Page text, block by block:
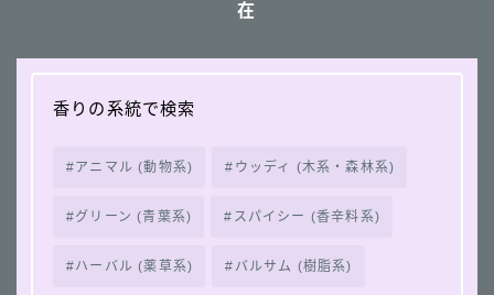
在
香りの系統で検索
アニマル (動物系) ウッディ (木系・森林系)
グリーン (青葉系) スパイシー (香辛料系)
ハーバル (薬草系) バルサム (樹脂系)